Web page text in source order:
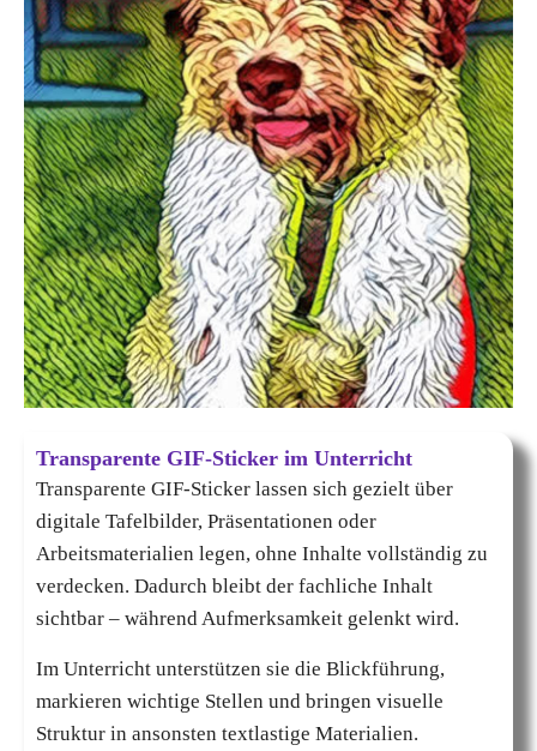
Transparente GIF-Sticker im Unterricht
Transparente GIF-Sticker lassen sich gezielt über
digitale Tafelbilder, Präsentationen oder
Arbeitsmaterialien legen, ohne Inhalte vollständig zu
verdecken. Dadurch bleibt der fachliche Inhalt
sichtbar – während Aufmerksamkeit gelenkt wird.
Im Unterricht unterstützen sie die Blickführung,
markieren wichtige Stellen und bringen visuelle
Struktur in ansonsten textlastige Materialien.